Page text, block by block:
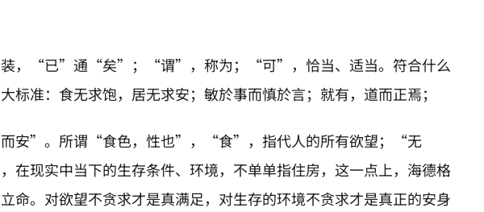
，“已”通“矣”；“谓”，称为；“可”，恰当、适当。符合什么
准：食无求饱，居无求安；敏於事而慎於言；就有，道而正焉；
而安”。所谓“食色，性也”，“食”，指代人的所有欲望；“无
现实中当下的生存条件、环境，不单单指住房，这一点上，海德格
。对欲望不贪求才是真满足，对生存的环境不贪求才是真正的安身